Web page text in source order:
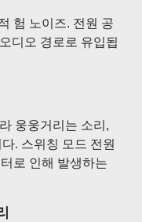
험 노이즈. 전원 공
디오 경로로 유입됩
웅웅거리는 소리,
. 스위칭 모드 전원
로 인해 발생하는